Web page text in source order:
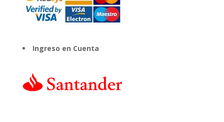
Ingreso en Cuenta